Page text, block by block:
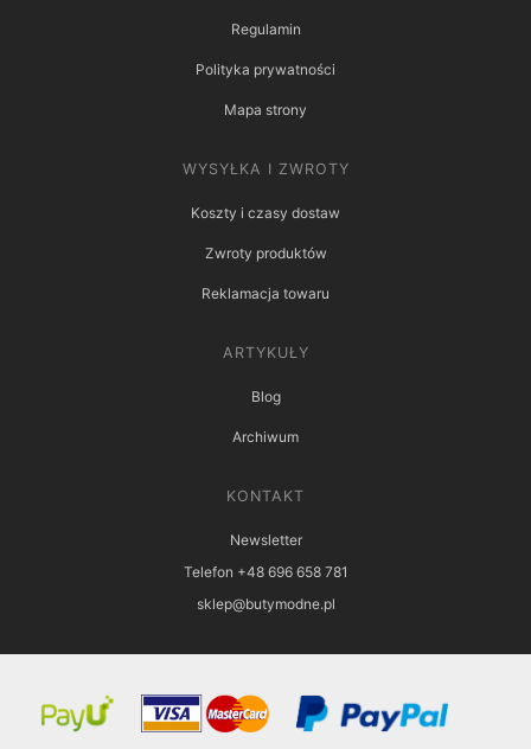
Regulamin
Polityka prywatności
Mapa strony
WYSYŁKA I ZWROTY
Koszty i czasy dostaw
Zwroty produktów
Reklamacja towaru
ARTYKUŁY
Blog
Archiwum
KONTAKT
Newsletter
Telefon +48 696 658 781
sklep@butymodne.pl